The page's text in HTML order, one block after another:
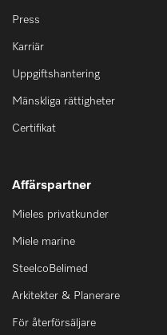
Press
Karriär
Uppgiftshantering
Mänskliga rättigheter
Certifikat
Affärspartner
Mieles privatkunder
Miele marine
SteelcoBelimed
Arkitekter & Planerare
För återförsäljare